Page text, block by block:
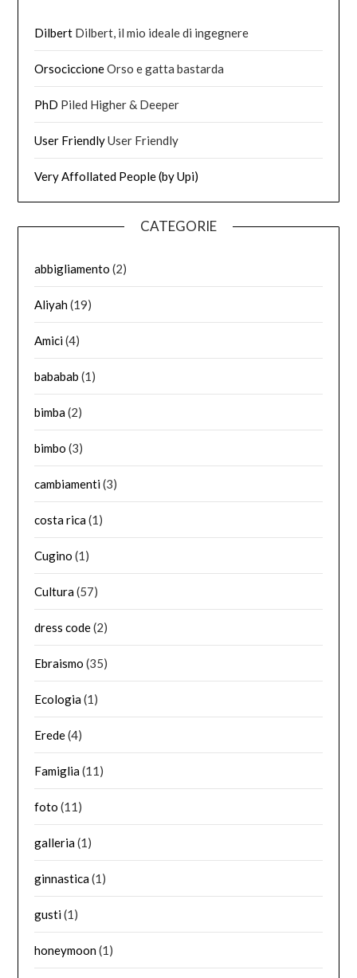
Dilbert Dilbert, il mio ideale di ingegnere
OrsociccioneOrso e gatta bastarda
PhD Piled Higher & Deeper
User FriendlyUser Friendly
Very Affollated People (by Upi)
CATEGORIE
abbigliamento (2)
Aliyah(19)
Amici(4)
bababab (1)
bimba(2)
bimbo (3)
cambiamenti(3)
costa rica(1)
Cugino (1)
Cultura(57)
dress code(2)
Ebraismo (35)
Ecologia(1)
Erede(4)
Famiglia(11)
foto (11)
galleria(1)
ginnastica(1)
gusti(1)
honeymoon(1)